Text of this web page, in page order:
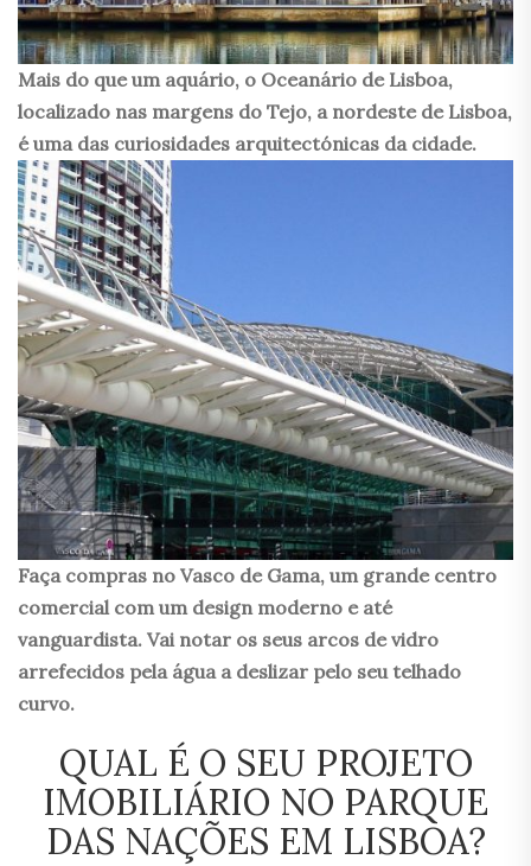
Mais do que um aquário, o Oceanário de Lisboa,
localizado nas margens do Tejo, a nordeste de Lisboa,
é uma das curiosidades arquitectónicas da cidade.
Faça compras no Vasco de Gama, um grande centro
comercial com um design moderno e até
vanguardista. Vai notar os seus arcos de vidro
arrefecidos pela água a deslizar pelo seu telhado
curvo.
QUAL É O SEU PROJETO
IMOBILIÁRIO NO PARQUE
DAS NAÇÕES EM LISBOA?